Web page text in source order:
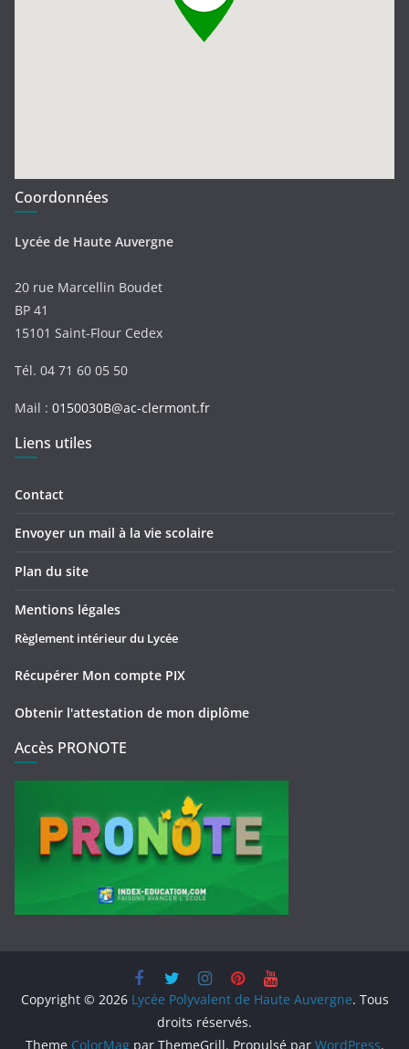
Coordonnées
Lycée de Haute Auvergne
20 rue Marcellin Boudet
BP 41
15101 Saint-Flour Cedex
Tél. 04 71 60 05 50
Mail : 0150030B@ac-clermont.fr
Liens utiles
Contact
Envoyer un mail à la vie scolaire
Plan du site
Mentions légales
Règlement intérieur du Lycée
Récupérer Mon compte PIX
Obtenir l'attestation de mon diplôme
Accès PRONOTE
Copyright © 2026 Lycée Polyvalent de Haute Auvergne. Tous
droits réservés.
Theme ColorMagpar ThemeGrill. Propulsé par WordPress.